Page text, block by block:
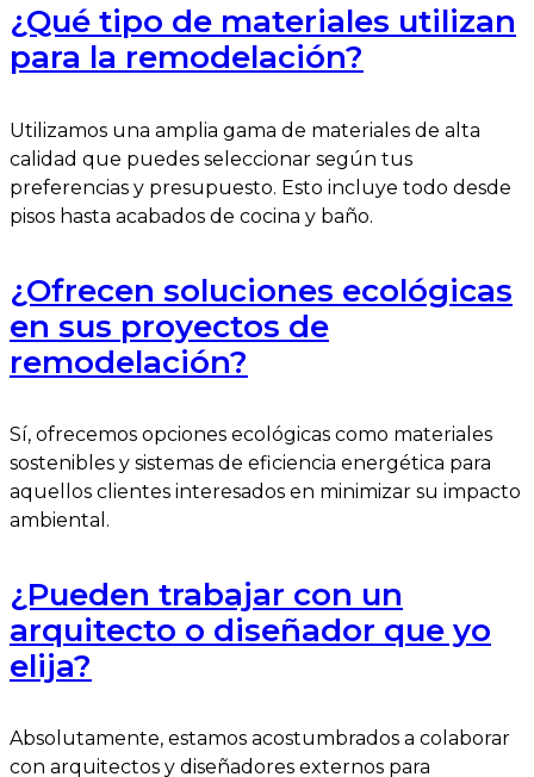
¿Qué tipo de materiales utilizan
para la remodelación?
Utilizamos una amplia gama de materiales de alta
calidad que puedes seleccionar según tus
preferencias y presupuesto. Esto incluye todo desde
pisos hasta acabados de cocina y baño.
¿Ofrecen soluciones ecológicas
en sus proyectos de
remodelación?
Sí, ofrecemos opciones ecológicas como materiales
sostenibles y sistemas de eficiencia energética para
aquellos clientes interesados en minimizar su impacto
ambiental.
¿Pueden trabajar con un
arquitecto o diseñador que yo
elija?
Absolutamente, estamos acostumbrados a colaborar
con arquitectos y diseñadores externos para